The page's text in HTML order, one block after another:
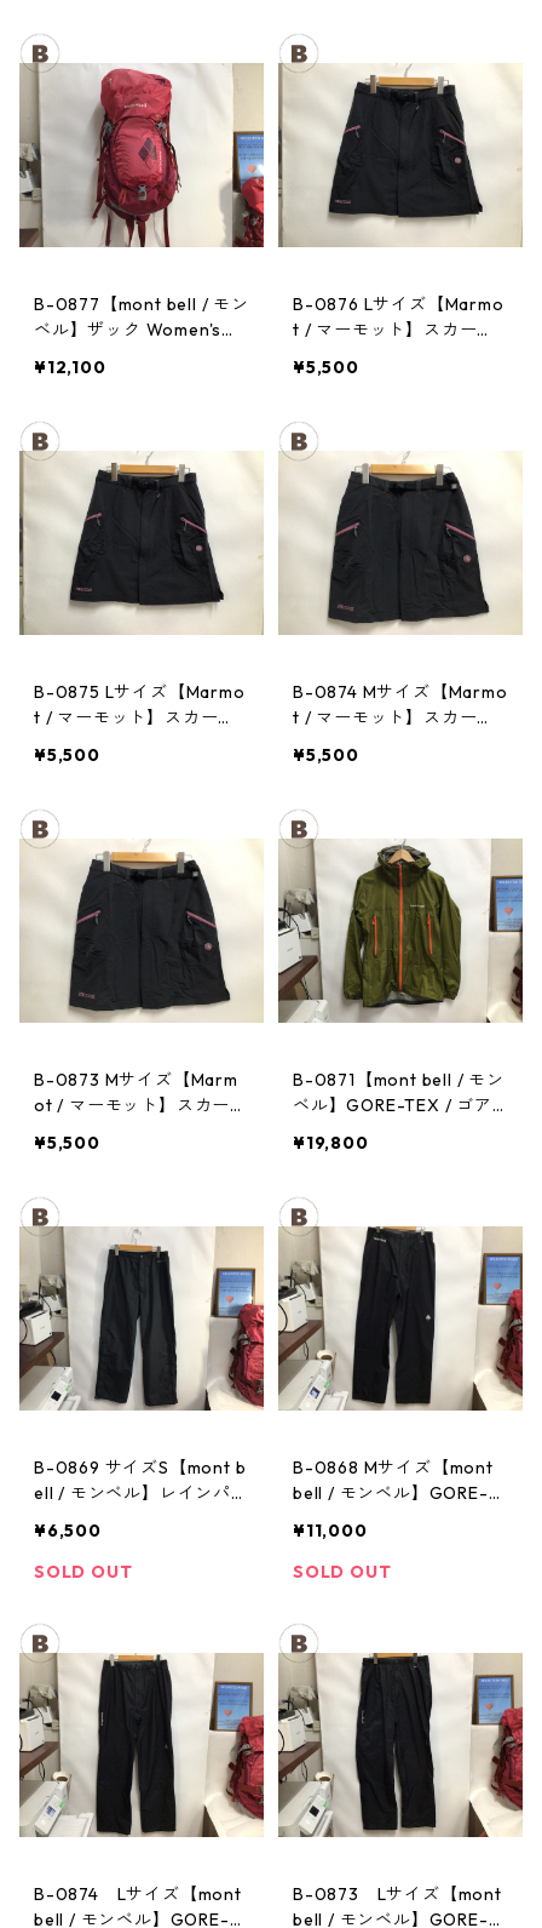
B-0877【mont bell / モン
ベル】ザック Women's：
¥12,100
B-0876 Lサイズ【Marmo
t / マーモット】スカー
GRY レディース
¥5,500
B-0875 Lサイズ【Marmo
t / マーモット】スカー
GRY レディース
¥5,500
B-0874 Mサイズ【Marmo
t / マーモット】スカー
GRY レディース
¥5,500
B-0873 Mサイズ【Marm
ot / マーモット】スカー
GRY レディース
¥5,500
B-0871【mont bell / モン
ベル】GORE-TEX / ゴア
ト：ストームクルーザー
¥19,800
B-0869 サイズS【mont b
ell / モンベル】レインパン
ズ
¥6,500
SOLD OUT
B-0868 Mサイズ【mont
bell / モンベル】GORE-T
パンツ：メンズBK
¥11,000
SOLD OUT
B-0874 Lサイズ【mont
bell / モンベル】GORE-T
B-0873 Lサイズ【mont
bell / モンベル】GORE-T